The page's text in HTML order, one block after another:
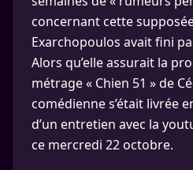
concernant cette
Exarchopoulos avait fini
Alors qu’elle assurait la
métrage « Chien 51 » de
comédienne s’était livrée
d’un entretien avec la
ce mercredi 22 octobre.